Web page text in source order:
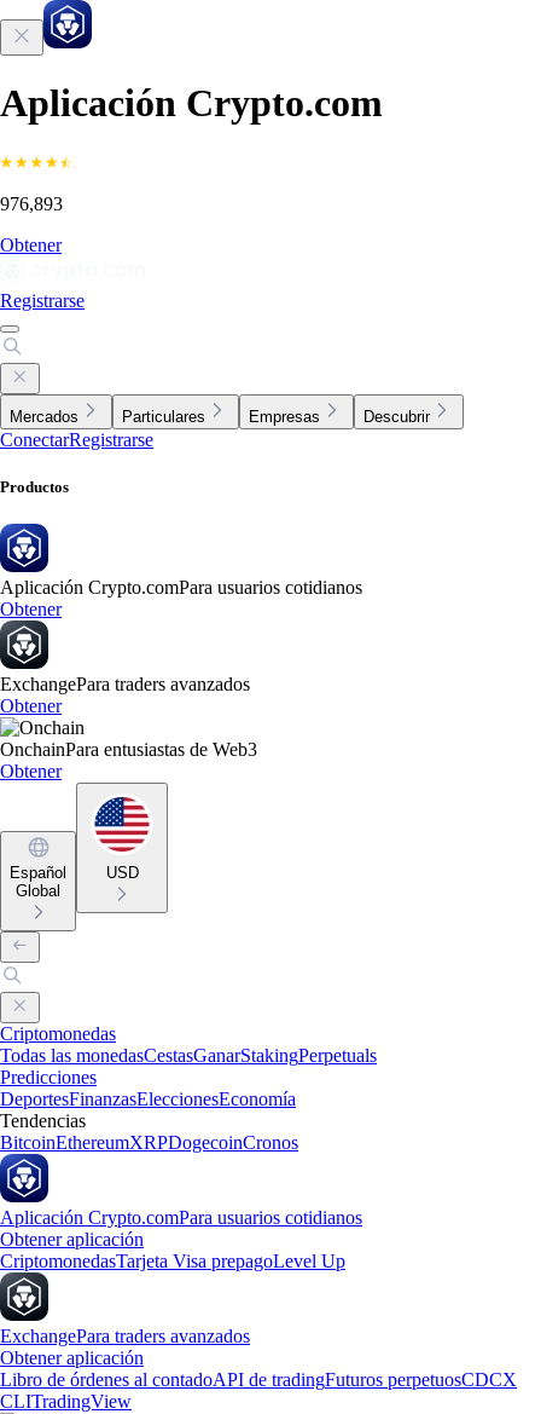
Aplicación Crypto.com
976,893
Obtener
Registrarse
Mercados Particulares Empresas Descubrir
ConectarRegistrarse
Productos
Aplicación Crypto.comPara usuarios cotidianos
Obtener
ExchangePara traders avanzados
Obtener
OnchainPara entusiastas de Web3
Obtener
Español
Global
USD
Criptomonedas
Todas las monedasCestasGanarStakingPerpetuals
Predicciones
DeportesFinanzasEleccionesEconomía
Tendencias
BitcoinEthereumXRPDogecoinCronos
Aplicación Crypto.comPara usuarios cotidianos
Obtener aplicación
CriptomonedasTarjeta Visa prepagoLevel Up
ExchangePara traders avanzados
Obtener aplicación
Libro de órdenes al contadoAPI de tradingFuturos perpetuosCDCX
CLITradingView